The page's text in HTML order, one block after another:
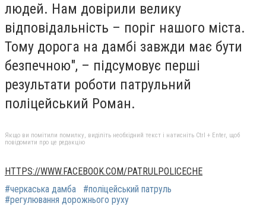
людей. Нам довірили велику
відповідальність – поріг нашого міста.
Тому дорога на дамбі завжди має бути
безпечною", – підсумовує перші
результати роботи патрульний
поліцейський Роман.
Якщо ви помітили помилку, виділіть необхідний текст і натисніть Ctrl + Enter, щоб
повідомити про це редакцію
HTTPS://WWW.FACEBOOK.COM/PATRULPOLICECHE
#черкаська дамба
#поліцейський патруль
#регулювання дорожнього руху